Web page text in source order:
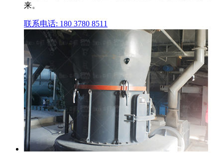
来。
联系电话: 180 3780 8511